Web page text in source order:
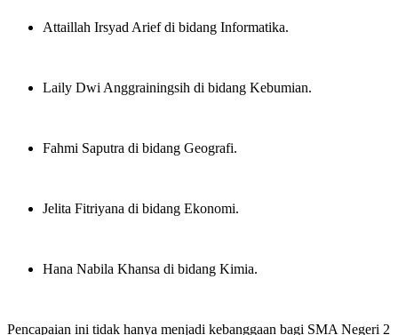
Attaillah Irsyad Arief di bidang Informatika.
Laily Dwi Anggrainingsih di bidang Kebumian.
Fahmi Saputra di bidang Geografi.
Jelita Fitriyana di bidang Ekonomi.
Hana Nabila Khansa di bidang Kimia.
Pencapaian ini tidak hanya menjadi kebanggaan bagi SMA Negeri 2